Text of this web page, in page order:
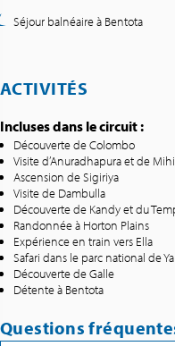
Séjour balnéaire à Bentota
ACTIVITÉS
Incluses dans le circuit :
Découverte de Colombo
Visite d’Anuradhapura et de
Ascension de Sigiriya
Visite de Dambulla
Découverte de Kandy et du
Randonnée à Horton Plains
Expérience en train vers Ella
Safari dans le parc national de
Découverte de Galle
Détente à Bentota
Questions